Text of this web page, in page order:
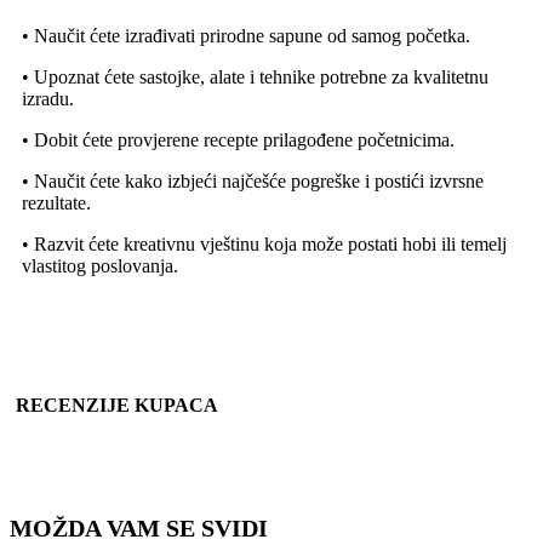
• Naučit ćete izrađivati prirodne sapune od samog početka.
• Upoznat ćete sastojke, alate i tehnike potrebne za kvalitetnu
izradu.
• Dobit ćete provjerene recepte prilagođene početnicima.
• Naučit ćete kako izbjeći najčešće pogreške i postići izvrsne
rezultate.
• Razvit ćete kreativnu vještinu koja može postati hobi ili temelj
vlastitog poslovanja.
RECENZIJE KUPACA
MOŽDA VAM SE SVIDI